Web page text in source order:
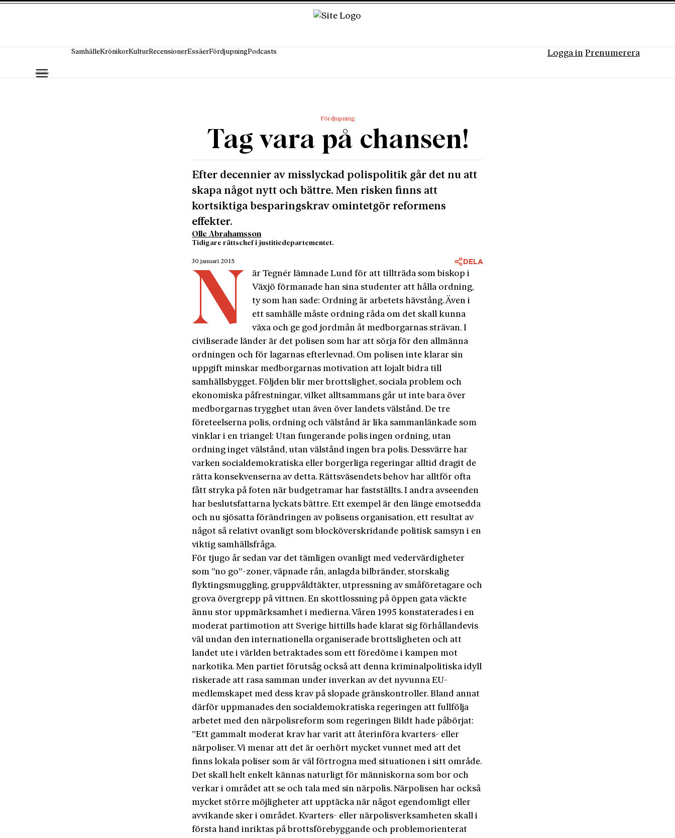
SamhälleKrönikorKulturRecensionerEssäerFördjupningPodcasts Logga in Prenumerera
Fördjupning
Tag vara på chansen!
Efter decennier av misslyckad polispolitik går det nu att
skapa något nytt och bättre. Men risken finns att
kortsiktiga besparingskrav omintetgör reformens
effekter.
Olle Abrahamsson
Tidigare rättschef i justitiedepartementet.
30 januari 2015 DELA
N
är Tegnér lämnade Lund för att tillträda som biskop i
Växjö förmanade han sina studenter att hålla ordning,
ty som han sade: Ordning är arbetets hävstång. Även i
ett samhälle måste ordning råda om det skall kunna
växa och ge god jordmån åt medborgarnas strävan. I
civiliserade länder är det polisen som har att sörja för den allmänna
ordningen och för lagarnas efterlevnad. Om polisen inte klarar sin
uppgift minskar medborgarnas motivation att lojalt bidra till
samhällsbygget. Följden blir mer brottslighet, sociala problem och
ekonomiska påfrestningar, vilket alltsammans går ut inte bara över
medborgarnas trygghet utan även över landets välstånd. De tre
företeelserna polis, ordning och välstånd är lika sammanlänkade som
vinklar i en triangel: Utan fungerande polis ingen ordning, utan
ordning inget välstånd, utan välstånd ingen bra polis. Dessvärre har
varken socialdemokratiska eller borgerliga regeringar alltid dragit de
rätta konsekvenserna av detta. Rättsväsendets behov har alltför ofta
fått stryka på foten när budgetramar har fastställts. I andra avseenden
har beslutsfattarna lyckats bättre. Ett exempel är den länge emotsedda
och nu sjösatta förändringen av polisens organisation, ett resultat av
något så relativt ovanligt som blocköverskridande politisk samsyn i en
viktig samhällsfråga.
För tjugo år sedan var det tämligen ovanligt med vedervärdigheter
som ”no go”-zoner, väpnade rån, anlagda bilbränder, storskalig
flyktingsmuggling, gruppvåldtäkter, utpressning av småföretagare och
grova övergrepp på vittnen. En skottlossning på öppen gata väckte
ännu stor uppmärksamhet i medierna. Våren 1995 konstaterades i en
moderat partimotion att Sverige hittills hade klarat sig förhållandevis
väl undan den internationella organiserade brottsligheten och att
landet ute i världen betraktades som ett föredöme i kampen mot
narkotika. Men partiet förutsåg också att denna kriminalpolitiska idyll
riskerade att rasa samman under inverkan av det nyvunna EU-
medlemskapet med dess krav på slopade gränskontroller. Bland annat
därför uppmanades den socialdemokratiska regeringen att fullfölja
arbetet med den närpolisreform som regeringen Bildt hade påbörjat:
”Ett gammalt moderat krav har varit att återinföra kvarters- eller
närpoliser. Vi menar att det är oerhört mycket vunnet med att det
finns lokala poliser som är väl förtrogna med situationen i sitt område.
Det skall helt enkelt kännas naturligt för människorna som bor och
verkar i området att se och tala med sin närpolis. Närpolisen har också
mycket större möjligheter att upptäcka när något egendomligt eller
avvikande sker i området. Kvarters- eller närpolisverksamheten skall i
första hand inriktas på brottsförebyggande och problemorienterat